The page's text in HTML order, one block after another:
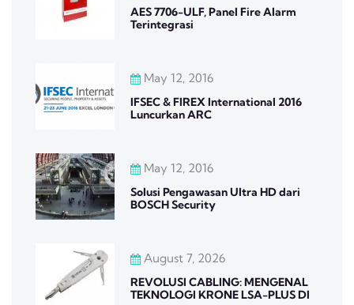
AES 7706-ULF, Panel Fire Alarm
Terintegrasi
May 12, 2016
IFSEC & FIREX International 2016
Luncurkan ARC
May 12, 2016
Solusi Pengawasan Ultra HD dari
BOSCH Security
August 7, 2026
REVOLUSI CABLING: MENGENAL
TEKNOLOGI KRONE LSA-PLUS DI